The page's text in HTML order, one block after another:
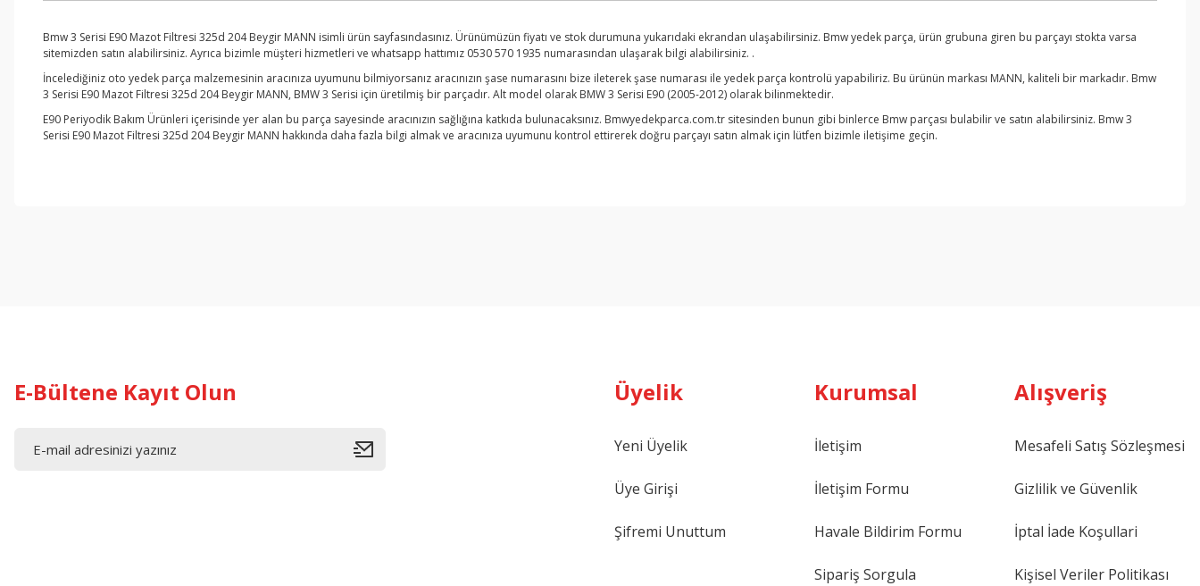
Bmw 3 Serisi E90 Mazot Filtresi 325d 204 Beygir MANN isimli ürün sayfasındasınız. Ürünümüzün fiyatı ve stok durumuna yukarıdaki ekrandan ulaşabilirsiniz. Bmw yedek parça, ürün grubuna giren bu parçayı stokta varsa
sitemizden satın alabilirsiniz. Ayrıca bizimle müşteri hizmetleri ve whatsapp hattımız 0530 570 1935 numarasından ulaşarak bilgi alabilirsiniz. .
İncelediğiniz oto yedek parça malzemesinin aracınıza uyumunu bilmiyorsanız aracınızın şase numarasını bize ileterek şase numarası ile yedek parça kontrolü yapabiliriz. Bu ürünün markası MANN, kaliteli bir markadır. Bmw
3 Serisi E90 Mazot Filtresi 325d 204 Beygir MANN, BMW 3 Serisi için üretilmiş bir parçadır. Alt model olarak BMW 3 Serisi E90 (2005-2012) olarak bilinmektedir.
E90 Periyodik Bakım Ürünleri içerisinde yer alan bu parça sayesinde aracınızın sağlığına katkıda bulunacaksınız. Bmwyedekparca.com.tr sitesinden bunun gibi binlerce Bmw parçası bulabilir ve satın alabilirsiniz. Bmw 3
Serisi E90 Mazot Filtresi 325d 204 Beygir MANN hakkında daha fazla bilgi almak ve aracınıza uyumunu kontrol ettirerek doğru parçayı satın almak için lütfen bizimle iletişime geçin.
E-Bültene Kayıt Olun Üyelik
Yeni Üyelik
Üye Girişi
Şifremi Unuttum
Kurumsal
İletişim
İletişim Formu
Havale Bildirim Formu
Sipariş Sorgula
Alışveriş
Mesafeli Satış Sözleşmesi
Gizlilik ve Güvenlik
İptal İade Koşullari
Kişisel Veriler Politikası